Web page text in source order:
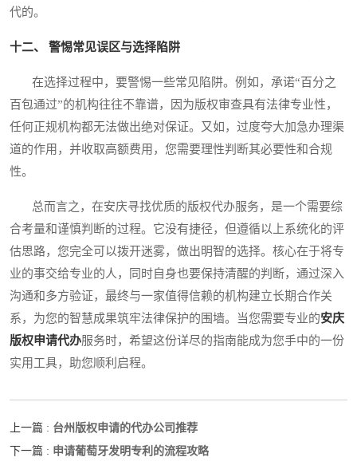
代的。
十二、 警惕常见误区与选择陷阱
在选择过程中，要警惕一些常见陷阱。例如，承诺“百分之
百包通过”的机构往往不靠谱，因为版权审查具有法律专业性，
任何正规机构都无法做出绝对保证。又如，过度夸大加急办理渠
道的作用，并收取高额费用，您需要理性判断其必要性和合规
性。
总而言之，在安庆寻找优质的版权代办服务，是一个需要综
合考量和谨慎判断的过程。它没有捷径，但遵循以上系统化的评
估思路，您完全可以拨开迷雾，做出明智的选择。核心在于将专
业的事交给专业的人，同时自身也要保持清醒的判断，通过深入
沟通和多方验证，最终与一家值得信赖的机构建立长期合作关
系，为您的智慧成果筑牢法律保护的围墙。当您需要专业的安庆
版权申请代办服务时，希望这份详尽的指南能成为您手中的一份
实用工具，助您顺利启程。
上一篇 : 台州版权申请的代办公司推荐
下一篇 : 申请葡萄牙发明专利的流程攻略